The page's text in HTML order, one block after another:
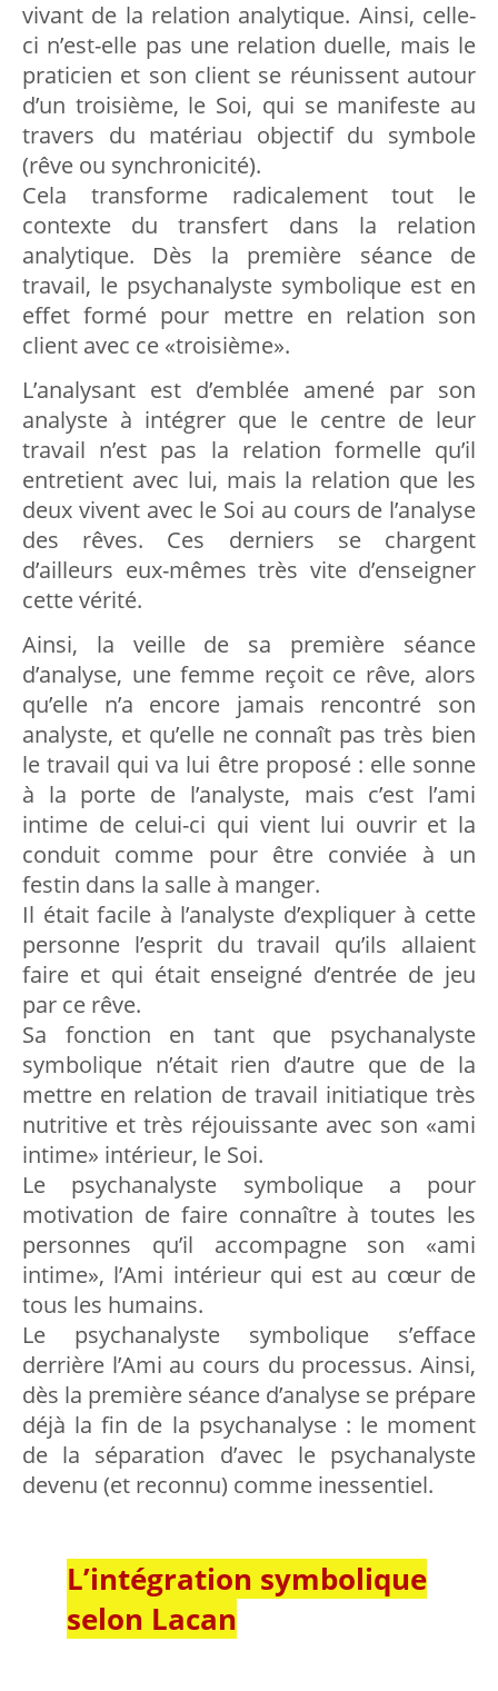
vivant de la relation analytique. Ainsi, celle-
ci n’est-elle pas une relation duelle, mais le
praticien et son client se réunissent autour
d’un troisième, le Soi, qui se manifeste au
travers du matériau objectif du symbole
(rêve ou synchronicité).
Cela transforme radicalement tout le
contexte du transfert dans la relation
analytique. Dès la première séance de
travail, le psychanalyste symbolique est en
effet formé pour mettre en relation son
client avec ce «troisième».
L’analysant est d’emblée amené par son
analyste à intégrer que le centre de leur
travail n’est pas la relation formelle qu’il
entretient avec lui, mais la relation que les
deux vivent avec le Soi au cours de l’analyse
des rêves. Ces derniers se chargent
d’ailleurs eux-mêmes très vite d’enseigner
cette vérité.
Ainsi, la veille de sa première séance
d’analyse, une femme reçoit ce rêve, alors
qu’elle n’a encore jamais rencontré son
analyste, et qu’elle ne connaît pas très bien
le travail qui va lui être proposé : elle sonne
à la porte de l’analyste, mais c’est l’ami
intime de celui-ci qui vient lui ouvrir et la
conduit comme pour être conviée à un
festin dans la salle à manger.
Il était facile à l’analyste d’expliquer à cette
personne l’esprit du travail qu’ils allaient
faire et qui était enseigné d’entrée de jeu
par ce rêve.
Sa fonction en tant que psychanalyste
symbolique n’était rien d’autre que de la
mettre en relation de travail initiatique très
nutritive et très réjouissante avec son «ami
intime» intérieur, le Soi.
Le psychanalyste symbolique a pour
motivation de faire connaître à toutes les
personnes qu’il accompagne son «ami
intime», l’Ami intérieur qui est au cœur de
tous les humains.
Le psychanalyste symbolique s’efface
derrière l’Ami au cours du processus. Ainsi,
dès la première séance d’analyse se prépare
déjà la fin de la psychanalyse : le moment
de la séparation d’avec le psychanalyste
devenu (et reconnu) comme inessentiel.
L’intégration symbolique
selon Lacan